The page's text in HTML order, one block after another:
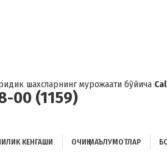
шахсларнинг мурожаати бўйича
00 (1159)
КЕНГАШИ ОЧИҚ МАЪЛУМОТЛАР